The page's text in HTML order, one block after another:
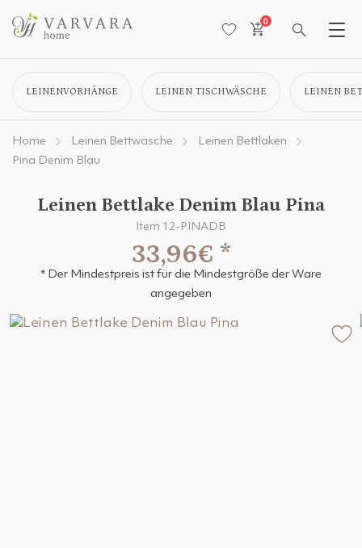
0
LEINENVORHÄNGE LEINEN TISCHWÄSCHE LEINEN
Home Leinen Bettwäsche
Leinen Bettlaken
Pina Denim Blau
Leinen Bettlake Denim Blau Pina
Item 12-PINADB
33,96€ *
* Der Mindestpreis ist für die Mindestgröße der Ware
angegeben